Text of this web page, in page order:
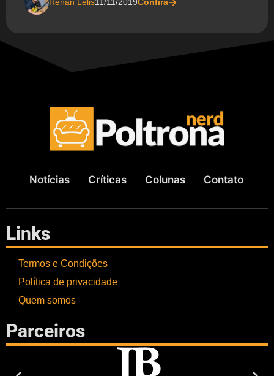
Notícias Críticas Colunas Contato
Links
Termos e Condições
Política de privacidade
Quem somos
Parceiros